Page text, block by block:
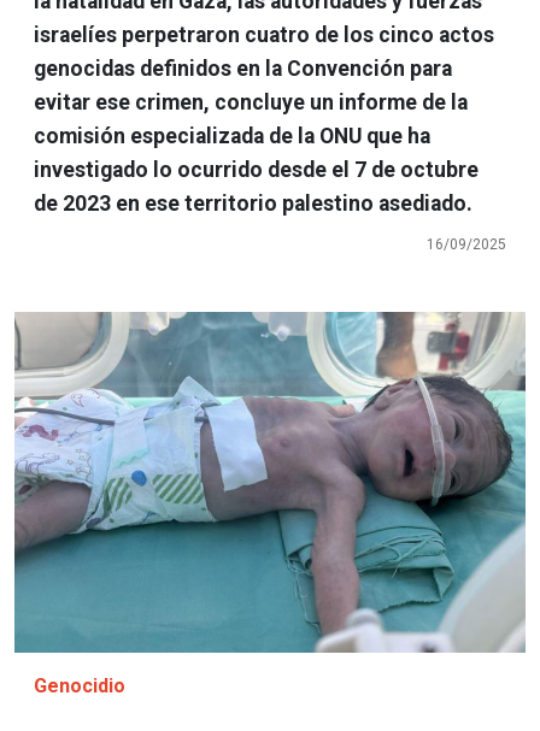
israelíes perpetraron cuatro de los cinco actos
genocidas definidos en la Convención para
evitar ese crimen, concluye un informe de la
comisión especializada de la ONU que ha
investigado lo ocurrido desde el 7 de octubre
de 2023 en ese territorio palestino asediado.
16/09/2025
Imagen
Genocidio